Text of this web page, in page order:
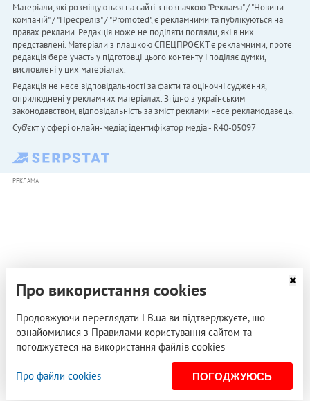
Матеріали, які розміщуються на сайті з позначкою "Реклама" / "Новини
компаній" / "Пресреліз" / "Promoted", є рекламними та публікуються на
правах реклами. Редакція може не поділяти погляди, які в них
представлені. Матеріали з плашкою СПЕЦПРОЄКТ є рекламними, проте
редакція бере участь у підготовці цього контенту і поділяє думки,
висловлені у цих матеріалах.
Редакція не несе відповідальності за факти та оціночні судження,
оприлюднені у рекламних матеріалах. Згідно з українським
законодавством, відповідальність за зміст реклами несе рекламодавець.
Cуб'єкт у сфері онлайн-медіа; ідентифікатор медіа - R40-05097
РЕКЛАМА
Про використання cookies
Продовжуючи переглядати LB.ua ви підтверджуєте, що
ознайомилися з Правилами користування сайтом та
погоджуєтеся на використання файлів cookies
Про файли cookies ПОГОДЖУЮСЬ